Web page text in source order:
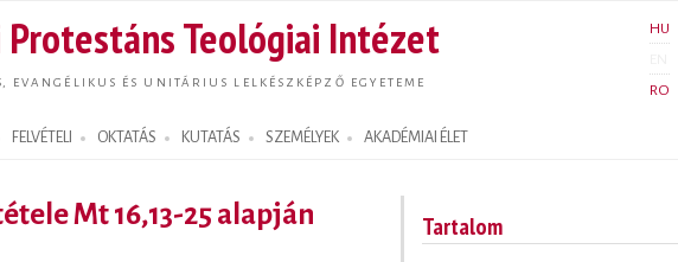
tartalomra
Teológiai Intézet
EVANGÉLIKUS ÉS UNITÁRIUS LELKÉSZKÉPZŐ EGYETEME
HU
RO
FELVÉTELI OKTATÁS KUTATÁS SZEMÉLYEK AKADÉMIAI ÉLET
Mt 16,13-25 alapján Tartalom